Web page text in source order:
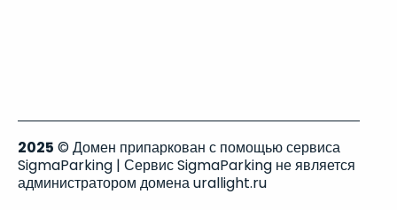
2025 © Домен припаркован с помощью сервиса
SigmaParking | Сервис SigmaParking не является
администратором домена urallight.ru